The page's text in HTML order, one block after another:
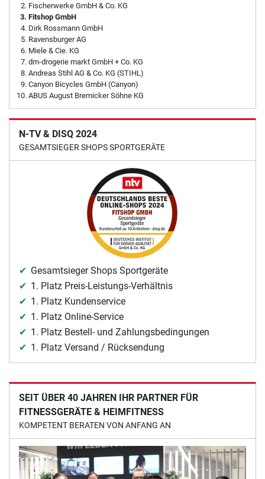
Fischerwerke GmbH & Co. KG
Fitshop GmbH
Dirk Rossmann GmbH
Ravensburger AG
Miele & Cie. KG
dm-drogerie markt GmbH + Co. KG
Andreas Stihl AG & Co. KG (STIHL)
Canyon Bicycles GmbH (Canyon)
ABUS August Bremicker Söhne KG
N-TV & DISQ 2024
GESAMTSIEGER SHOPS SPORTGERÄTE
Gesamtsieger Shops Sportgeräte
1. Platz Preis-Leistungs-Verhältnis
1. Platz Kundenservice
1. Platz Online-Service
1. Platz Bestell- und Zahlungsbedingungen
1. Platz Versand / Rücksendung
SEIT ÜBER 40 JAHREN IHR PARTNER FÜR
FITNESSGERÄTE & HEIMFITNESS
KOMPETENT BERATEN VON ANFANG AN